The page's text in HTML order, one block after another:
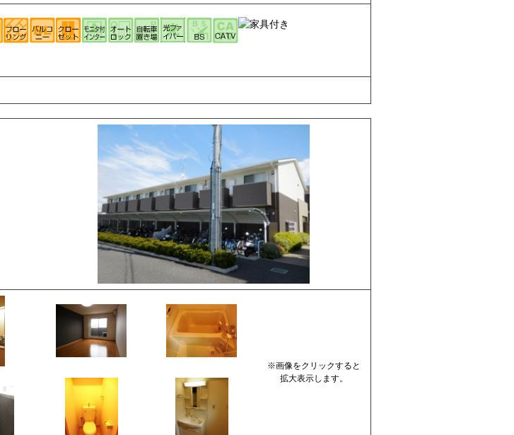
※画像をクリックすると
拡大表示します。